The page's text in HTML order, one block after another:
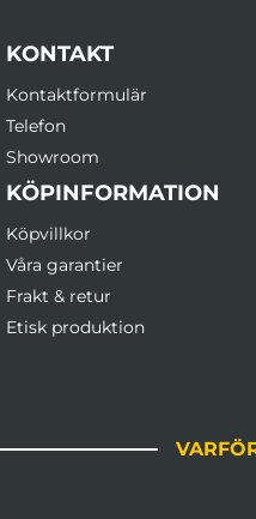
KONTAKT
Kontaktformulär
Telefon
Showroom
KÖPINFORMATION
Köpvillkor
Våra garantier
Frakt & retur
Etisk produktion